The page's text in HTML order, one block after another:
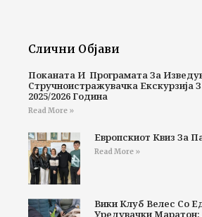
Слични Објави
Поканата И Програмата За
Стручноистражувачка Екскурзија
2025/2026 Година
Read More »
Европскиот Квиз За
Read More »
Вики Клуб Велес Со
Уредувачки Маратон: